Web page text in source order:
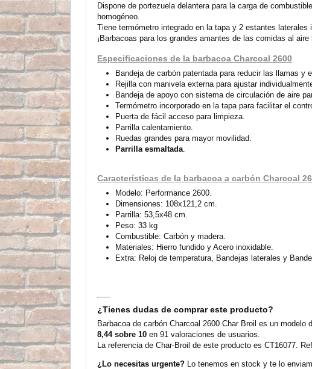
Dispone de portezuela delantera para la carga de
homogéneo.
Tiene termómetro integrado en la tapa y 2 estantes laterales
¡Barbacoas para los grandes amantes de las comidas al aire
Especificaciones de la barbacoa Charcoal 2600
Bandeja de carbón patentada para reducir las llamas y
Rejilla con manivela externa para ajustar
Bandeja de apoyo con sistema de circulación de aire
Termómetro incorporado en la tapa para facilitar el
Puerta de fácil acceso para limpieza.
Parrilla calentamiento.
Ruedas grandes para mayor movilidad.
Parrilla esmaltada
Características de la barbacoa a carbón Charcoal
Modelo: Performance 2600.
Dimensiones: 108x121,2 cm.
Parrilla: 53,5x48 cm.
Peso: 33 kg
Combustible: Carbón y madera.
Materiales: Hierro fundido y Acero inoxidable.
Extra: Reloj de temperatura, Bandejas laterales y
¿Tienes dudas de comprar este producto?
Barbacoa de carbón Charcoal 2600 Char Broil es un
8,44 sobre 10 en 91 valoraciones de usuarios.
La referencia de Char-Broil de este producto es CT16077.
¿Lo necesitas urgente? Lo tenemos en stock y te lo